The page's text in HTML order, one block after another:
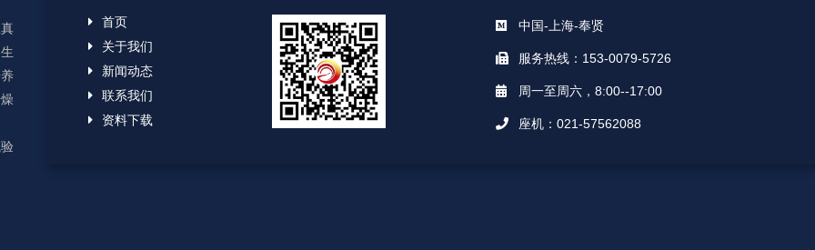
首页
关于我们
新闻动态
联系我们
资料下载
中国-上海-奉贤
服务热线：153-0079-5726
周一至周六，8:00--17:00
座机：021-57562088